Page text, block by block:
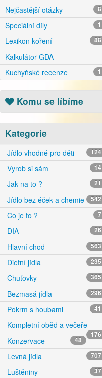
Nejčastější otázky 8
Speciální díly 1
Lexikon koření 88
Kalkulátor GDA
Kuchyňské recenze
1
Komu se líbíme
Kategorie
Jídlo vhodné pro děti 124
Vyrob si sám 14
Jak na to ? 21
Jídlo bez éček a chemie 542
Co je to ? 7
DIA 26
Hlavní chod 563
Dietní jídla 235
Chuťovky 365
Bezmasá jídla 296
Pokrm s houbami 41
Kompletní oběd a večeře
176
Konzervace 48
Levná jídla 707
Luštěniny 37